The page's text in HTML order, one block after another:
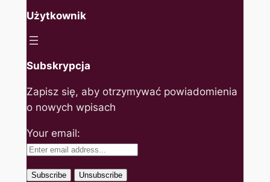
Użytkownik
Subskrypcja
Zapisz się, aby otrzymywać powiadomienia
o nowych wpisach
Your email: